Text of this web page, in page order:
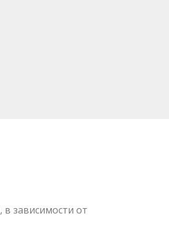
, в зависимости от